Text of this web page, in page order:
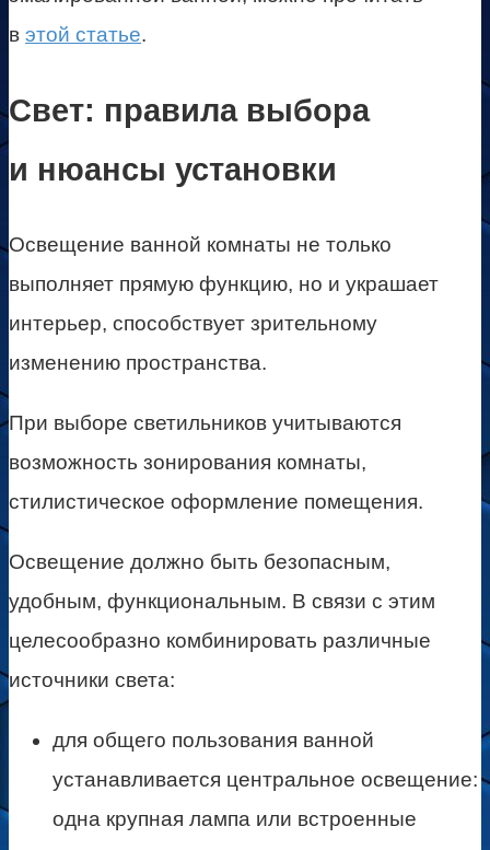
в этой статье.
Свет: правила выбора
и нюансы установки
Освещение ванной комнаты не только
выполняет прямую функцию, но и украшает
интерьер, способствует зрительному
изменению пространства.
При выборе светильников учитываются
возможность зонирования комнаты,
стилистическое оформление помещения.
Освещение должно быть безопасным,
удобным, функциональным. В связи с этим
целесообразно комбинировать различные
источники света:
для общего пользования ванной
устанавливается центральное освещение:
одна крупная лампа или встроенные